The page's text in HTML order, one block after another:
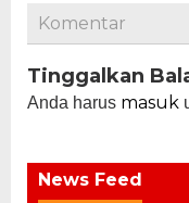
Komentar
Tinggalkan
Anda harus masuk
News Feed